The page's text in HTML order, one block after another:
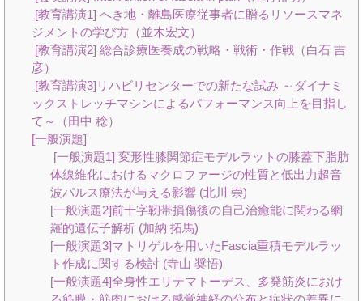
[教育講演1] へき地・離島医療従事者に贈るリソースマネ
ジメントの学び方（並木宏文）
[教育講演2] 総合診療医養成の戦略・戦術・作戦（白石 吉
彦）
[教育講演3]リハビリセンターでの新たな試み ～ダイナミ
ックストレッチマシンによるパフォーマンス向上を目指し
て～（田中 稔）
[一般演題]
[一般演題1] 変形性膝関節症モデルラットの膝蓋下脂肪
体線維化におけるマクロファージの性質と低出力超音
波パルス療法が与える影響 (北川 崇)
[一般演題2]前十字靭帯損傷後の自己治癒能に関わる網
羅的遺伝子解析 (加納 拓馬)
[一般演題3]マトリゲルを用いたFascia重積モデルラッ
ト作成に関する検討 (寺山 奨悟)
[一般演題4]全身性エリテマトーデス、多発筋炎におけ